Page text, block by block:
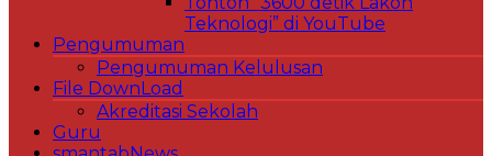
Teknologi” di YouTube
Pengumuman
Pengumuman Kelulusan
File DownLoad
Akreditasi Sekolah
Guru